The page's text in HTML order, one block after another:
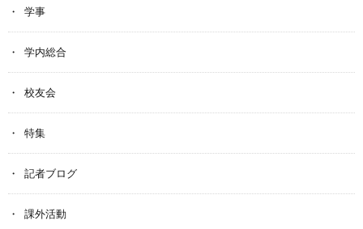
学事
学内総合
校友会
特集
記者ブログ
課外活動